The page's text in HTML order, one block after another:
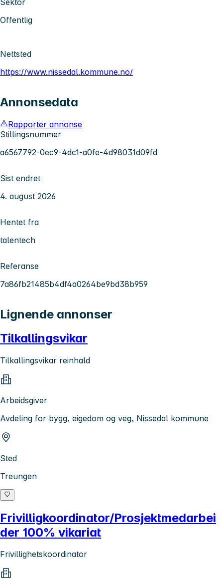
Offentlig
Nettsted
https://www.nissedal.kommune.no/
Annonsedata
Rapporter annonse
Stillingsnummer
a6567792-0ec9-4dc1-a0fe-4d98031d09fd
Sist endret
4. august 2026
Hentet fra
talentech
Referanse
7a86fb21485b4df4a0264be9bd38b959
Lignende annonser
Tilkallingsvikar
Tilkallingsvikar reinhald
Arbeidsgiver
Avdeling for bygg, eigedom og veg, Nissedal kommune
Sted
Treungen
Frivilligkoordinator/Prosjektmedarbei
der 100% vikariat
Frivillighetskoordinator